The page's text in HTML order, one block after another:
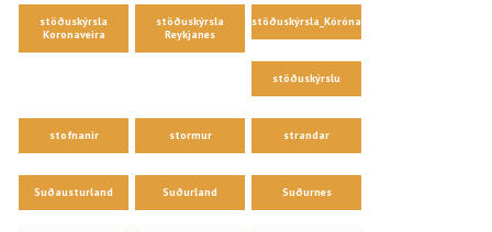
stöðuskýrsla
Koronaveira
stöðuskýrsla
Reykjanes
stöðuskýrsla_Kórónaveira
stöðuskýrslu
stofnanir stormur strandar
Suðausturland Suðurland Suðurnes